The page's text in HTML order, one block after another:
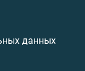
данных